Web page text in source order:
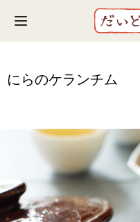
Toggle navigation
にらのケランチム